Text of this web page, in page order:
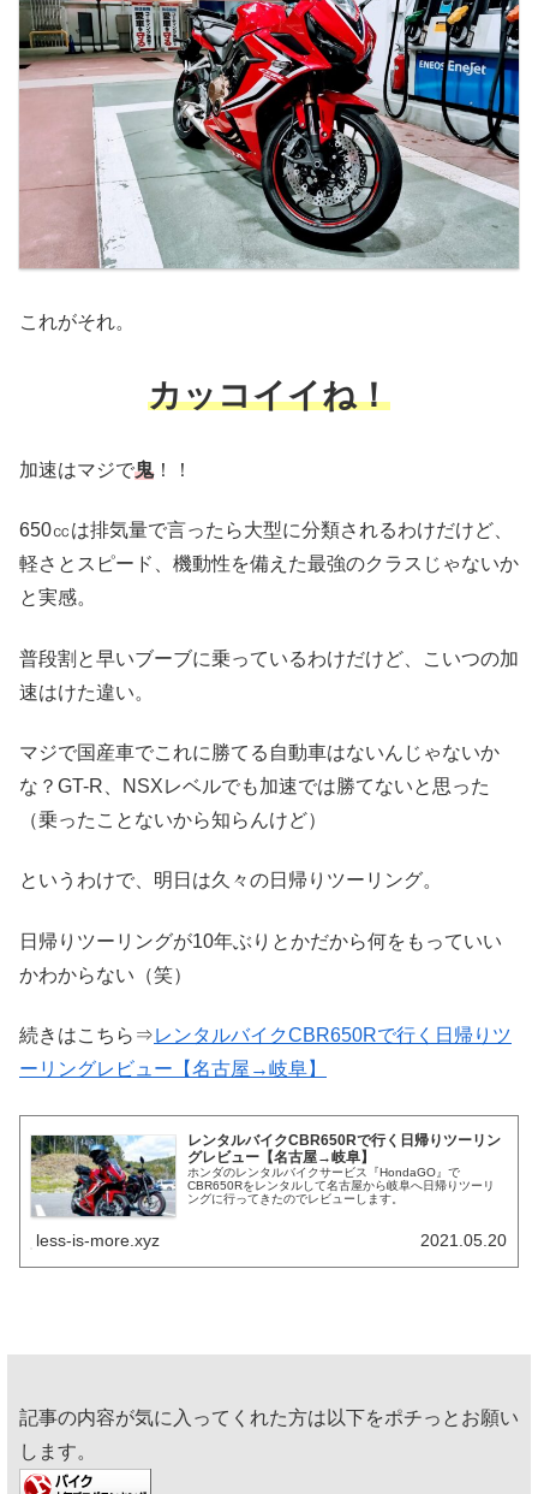
これがそれ。
カッコイイね！
加速はマジで鬼！！
650㏄は排気量で言ったら大型に分類されるわけだけど、
軽さとスピード、機動性を備えた最強のクラスじゃないか
と実感。
普段割と早いブーブに乗っているわけだけど、こいつの加
速はけた違い。
マジで国産車でこれに勝てる自動車はないんじゃないか
な？GT-R、NSXレベルでも加速では勝てないと思った
（乗ったことないから知らんけど）
というわけで、明日は久々の日帰りツーリング。
日帰りツーリングが10年ぶりとかだから何をもっていい
かわからない（笑）
続きはこちら⇒レンタルバイクCBR650Rで行く日帰りツ
ーリングレビュー【名古屋→岐阜】
レンタルバイクCBR650Rで行く日帰りツーリン
グレビュー【名古屋→岐阜】
ホンダのレンタルバイクサービス『HondaGO』で
CBR650Rをレンタルして名古屋から岐阜へ日帰りツーリ
ングに行ってきたのでレビューします。
less-is-more.xyz 2021.05.20
記事の内容が気に入ってくれた方は以下をポチっとお願い
します。